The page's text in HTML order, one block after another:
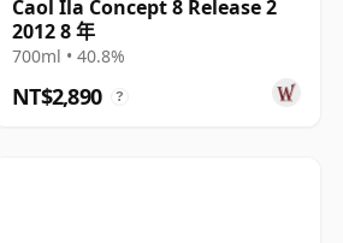
Caol Ila Concept 8 Release 2
2012 8 年
700ml • 40.8%
NT$2,890 ?